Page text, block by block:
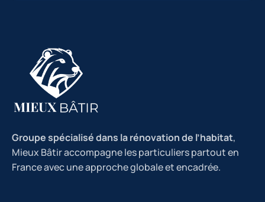
Groupe spécialisé dans la rénovation de l’habitat,
Mieux Bâtir accompagne les particuliers partout en
France avec une approche globale et encadrée.